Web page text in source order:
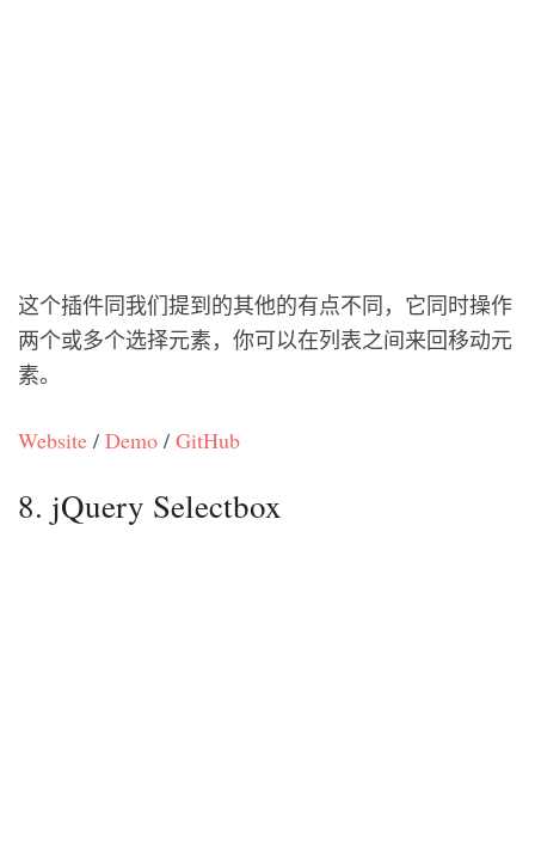
这个插件同我们提到的其他的有点不同，它同时操作
两个或多个选择元素，你可以在列表之间来回移动元
素。
Website / Demo / GitHub
8. jQuery Selectbox